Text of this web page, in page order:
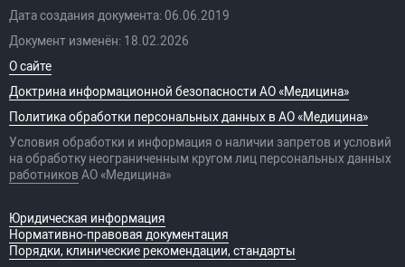
Дата создания документа: 06.06.2019
Документ изменён: 18.02.2026
О сайте
Доктрина информационной безопасности АО «Медицина»
Политика обработки персональных данных в АО «Медицина»
Условия обработки и информация о наличии запретов и условий
на обработку неограниченным кругом лиц персональных данных
работников АО «Медицина»
Юридическая информация
Нормативно-правовая документация
Порядки, клинические рекомендации, стандарты